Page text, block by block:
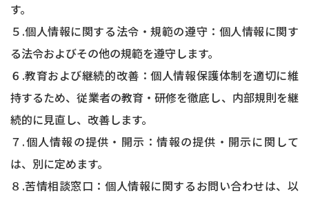
す。
５.個人情報に関する法令・規範の遵守：個人情報に関す
る法令およびその他の規範を遵守します。
６.教育および継続的改善：個人情報保護体制を適切に維
持するため、従業者の教育・研修を徹底し、内部規則を継
続的に見直し、改善します。
７.個人情報の提供・開示：情報の提供・開示に関して
は、別に定めます。
８.苦情相談窓口：個人情報に関するお問い合わせは、以